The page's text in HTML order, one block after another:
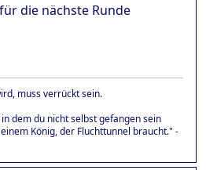
die nächste Runde
muss verrückt sein.
dem du nicht selbst gefangen sein
König, der Fluchttunnel braucht." -